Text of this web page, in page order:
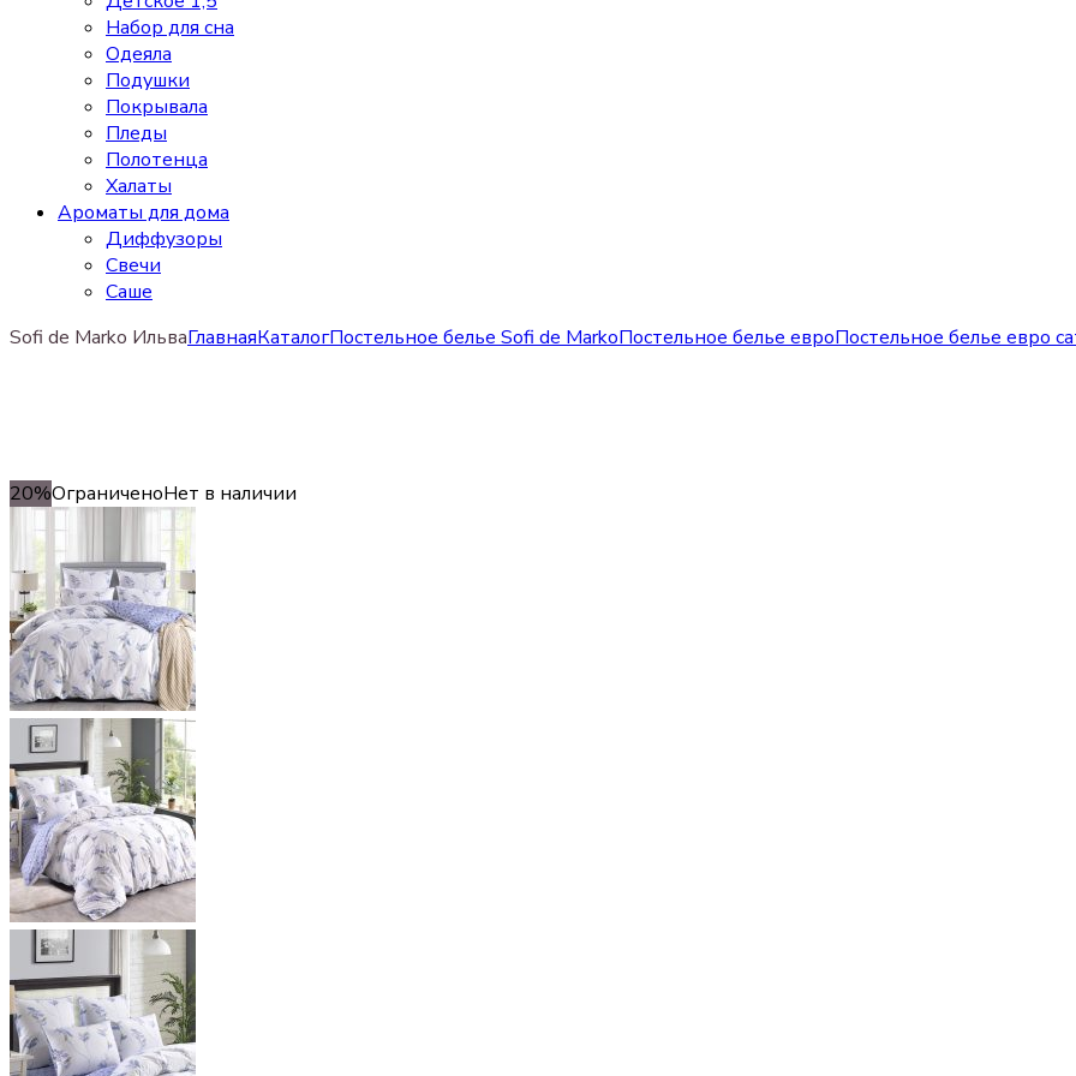
Набор для сна
Одеяла
Подушки
Покрывала
Пледы
Полотенца
Халаты
Ароматы для дома
Диффузоры
Свечи
Cаше
Sofi de Marko ИльваГлавнаяКаталогПостельное белье Sofi de MarkoПостельное белье евроПостельное белье евро
20%ОграниченоНет в наличии